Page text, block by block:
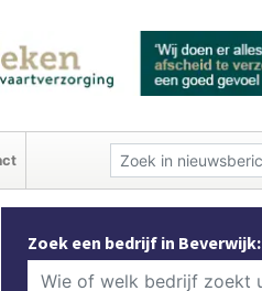
Zoek een bedrijf in Beverwijk: